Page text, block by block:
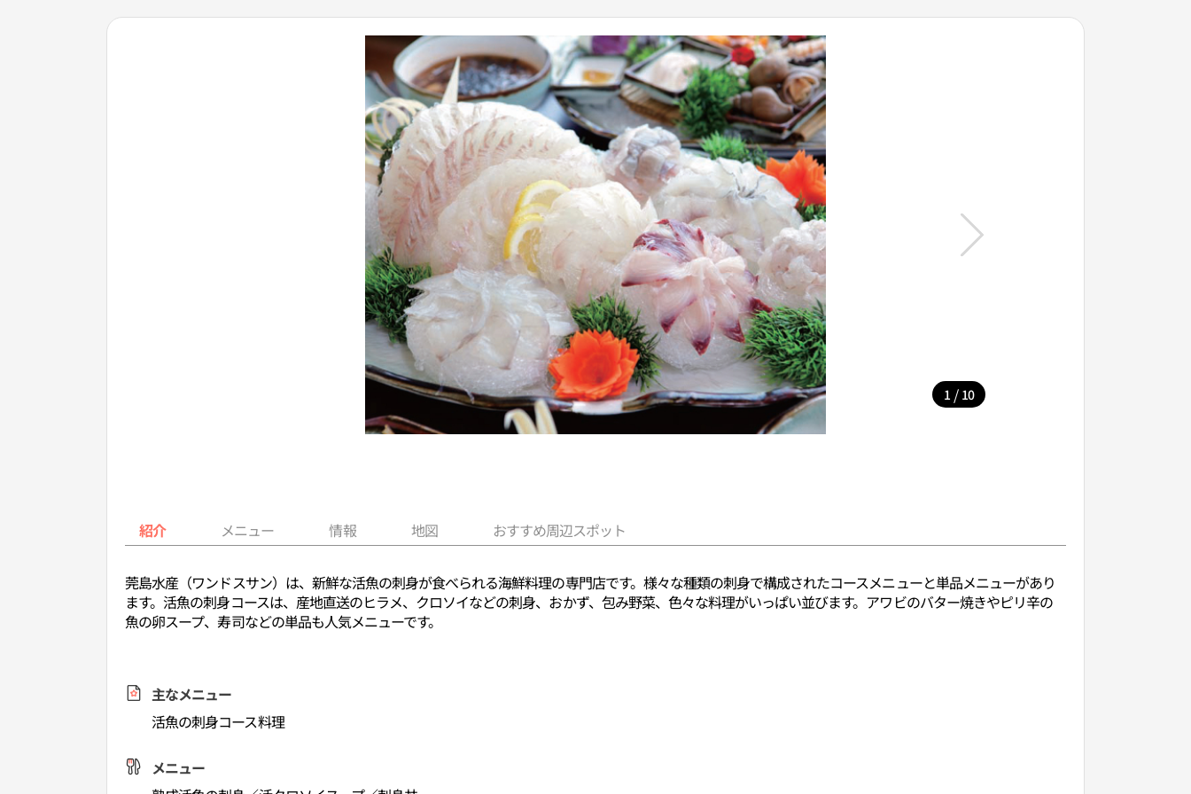
1 / 10
紹介 メニュー 情報 地図 おすすめ周辺スポット
莞島水産（ワンドスサン）は、新鮮な活魚の刺身が食べられる海鮮料理の専門店です。様々な種類の刺身で構成されたコースメニューと単品メニューがあり
ます。活魚の刺身コースは、産地直送のヒラメ、クロソイなどの刺身、おかず、包み野菜、色々な料理がいっぱい並びます。アワビのバター焼きやピリ辛の
魚の卵スープ、寿司などの単品も人気メニューです。
主なメニュー
活魚の刺身コース料理
メニュー